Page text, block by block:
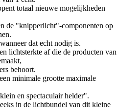
totaal nieuwe mogelijkheden
"knipperlicht"-componenten op
dat echt nodig is.
lichtsterkte af die de producten van
behoort.
minimale grootte maximale
en spectaculair helder".
in de lichtbundel van dit kleine